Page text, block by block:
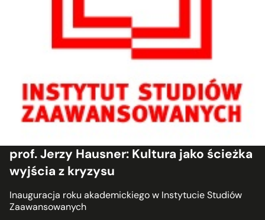
prof. Jerzy Hausner: Kultura jako ścieżka
wyjścia z kryzysu
Inauguracja roku akademickiego w Instytucie Studiów
Zaawansowanych